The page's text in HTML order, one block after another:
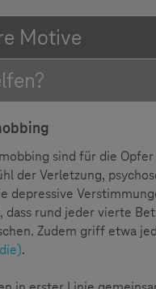
Motive
sind für die
der Verletzung,
depressive
dass rund jeder vierte
Zudem griff etwa
.